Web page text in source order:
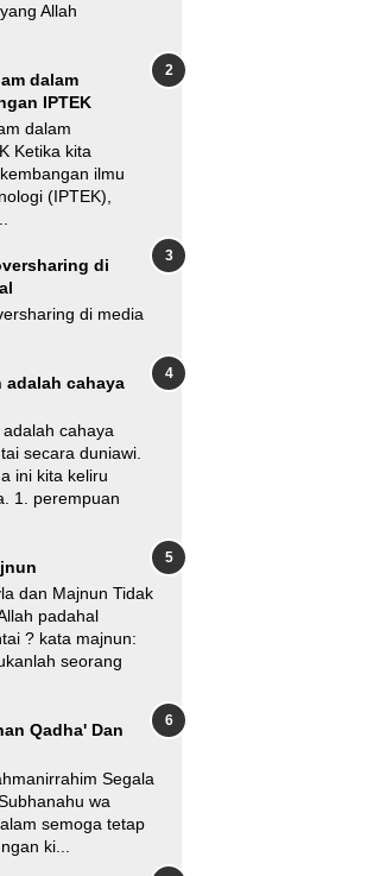
Allah
dalam
IPTEK
dalam
Ketika kita
ilmu
(IPTEK),
di
di media
adalah cahaya
cahaya
secara duniawi.
ini kita keliru
1. perempuan
dan Majnun Tidak
padahal
? kata majnun:
seorang
Qadha' Dan
Segala
wa
semoga tetap
ki...